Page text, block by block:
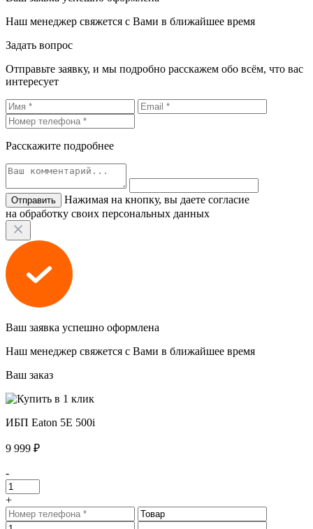
Наш менеджер свяжется с Вами в ближайшее время
Задать вопрос
Отправьте заявку, и мы подробно расскажем обо всём, что вас
интересует
Расскажите подробнее
Нажимая на кнопку, вы даете согласие
на обработку своих персональных данных
Ваш заявка успешно оформлена
Наш менеджер свяжется с Вами в ближайшее время
Ваш заказ
ИБП Eaton 5E 500i
9 999 ₽
-
+